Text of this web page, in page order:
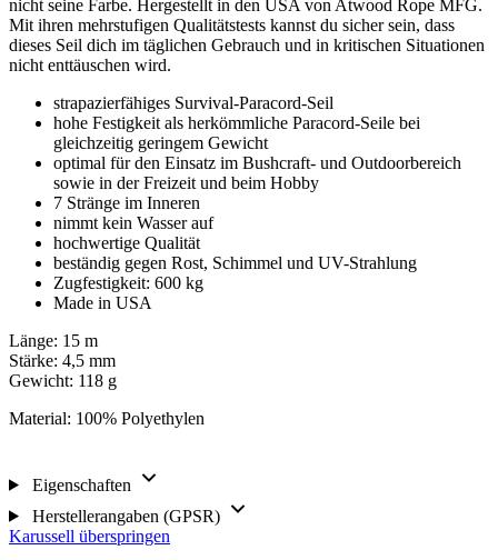
nicht seine Farbe. Hergestellt in den USA von Atwood Rope MFG.
Mit ihren mehrstufigen Qualitätstests kannst du sicher sein, dass
dieses Seil dich im täglichen Gebrauch und in kritischen Situationen
nicht enttäuschen wird.
strapazierfähiges Survival-Paracord-Seil
hohe Festigkeit als herkömmliche Paracord-Seile bei
gleichzeitig geringem Gewicht
optimal für den Einsatz im Bushcraft- und Outdoorbereich
sowie in der Freizeit und beim Hobby
7 Stränge im Inneren
nimmt kein Wasser auf
hochwertige Qualität
beständig gegen Rost, Schimmel und UV-Strahlung
Zugfestigkeit: 600 kg
Made in USA
Länge: 15 m
Stärke: 4,5 mm
Gewicht: 118 g
Material: 100% Polyethylen
Eigenschaften
Herstellerangaben (GPSR)
Karussell überspringen